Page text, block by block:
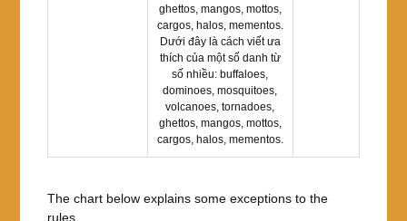
ghettos, mangos, mottos,
cargos, halos, mementos.
Dưới đây là cách viết ưa
thích của một số danh từ
số nhiều: buffaloes,
dominoes, mosquitoes,
volcanoes, tornadoes,
ghettos, mangos, mottos,
cargos, halos, mementos.
The chart below explains some exceptions to the
rules.